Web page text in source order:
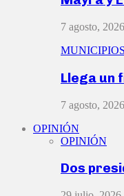
7 agosto, 2026
MUNICIPIOS
Llega un
7 agosto, 2026
OPINIÓN
OPINIÓN
Dos